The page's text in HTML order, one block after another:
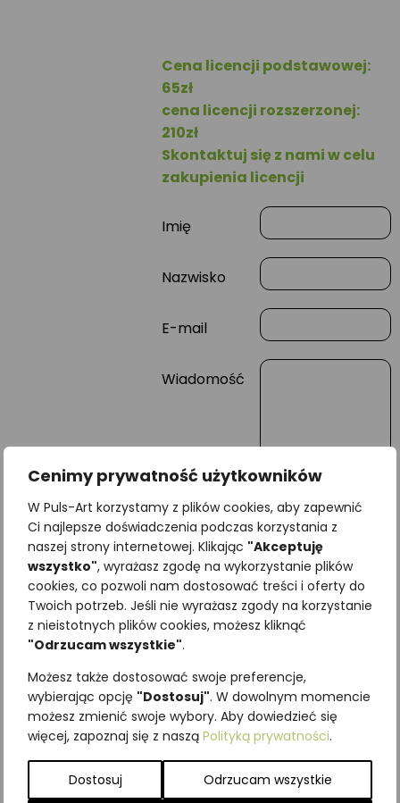
Cenimy prywatność użytkowników
W Puls-Art korzystamy z plików cookies, aby zapewnić
Ci najlepsze doświadczenia podczas korzystania z
naszej strony internetowej. Klikając "Akceptuję
wszystko", wyrażasz zgodę na wykorzystanie plików
cookies, co pozwoli nam dostosować treści i oferty do
Twoich potrzeb. Jeśli nie wyrażasz zgody na korzystanie
z nieistotnych plików cookies, możesz kliknąć
"Odrzucam wszystkie".
Możesz także dostosować swoje preferencje,
wybierając opcję "Dostosuj". W dowolnym momencie
możesz zmienić swoje wybory. Aby dowiedzieć się
więcej, zapoznaj się z naszą Polityką prywatności.
Dostosuj Odrzucam wszystkie
Cena licencji podstawowej:
65zł
cena licencji rozszerzonej:
210zł
Skontaktuj się z nami w celu
zakupienia licencji
Imię
Nazwisko
E-mail
Wiadomość
Najniższa cena z ostatnich 30
dni:65,00zł
SKU:Brak danych
Kategorie:
Sowy
Podobne produkty